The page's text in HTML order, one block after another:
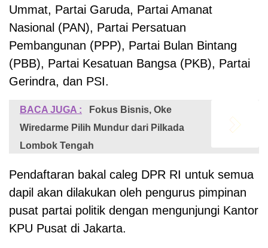
Ummat, Partai Garuda, Partai Amanat
Nasional (PAN), Partai Persatuan
Pembangunan (PPP), Partai Bulan Bintang
(PBB), Partai Kesatuan Bangsa (PKB), Partai
Gerindra, dan PSI.
BACA JUGA :
Fokus Bisnis, Oke
Wiredarme Pilih Mundur dari Pilkada
Lombok Tengah
Pendaftaran bakal caleg DPR RI untuk semua
dapil akan dilakukan oleh pengurus pimpinan
pusat partai politik dengan mengunjungi Kantor
KPU Pusat di Jakarta.